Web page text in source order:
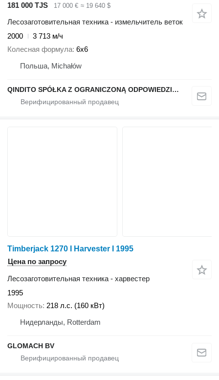
181 000 TJS 17 000 € ≈ 19 640 $
Лесозаготовительная техника - измельчитель веток
2000
3 713 м/ч
Колесная формула 6x6
Польша, Michałów
QINDITO SPÓŁKA Z OGRANICZONĄ ODPOWIEDZIALNOŚCIĄ
Timberjack 1270 I Harvester I 1995
Цена по запросу
Лесозаготовительная техника - харвестер
1995
Мощность 218 л.с. (160 кВт)
Нидерланды, Rotterdam
GLOMACH BV